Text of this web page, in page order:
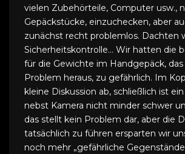
vielen Zubehörteile, Computer usw.,
Gepäckstücke, einzuchecken, aber
zunächst recht problemlos. Dachten
Sicherheitskontrolle… Wir hatten die
für die Gewichte im Handgepäck,
Problem heraus, zu gefährlich. Im
kleine Diskussion ab, schließlich ist
nebst Kamera nicht minder schwer
das stellt kein Problem dar, aber die
tatsächlich zu führen ersparten wir
noch mehr „gefährliche